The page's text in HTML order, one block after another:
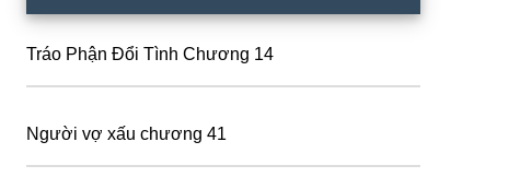
Sidebar
Tráo Phận Đổi Tình Chương 14
Người vợ xấu chương 41